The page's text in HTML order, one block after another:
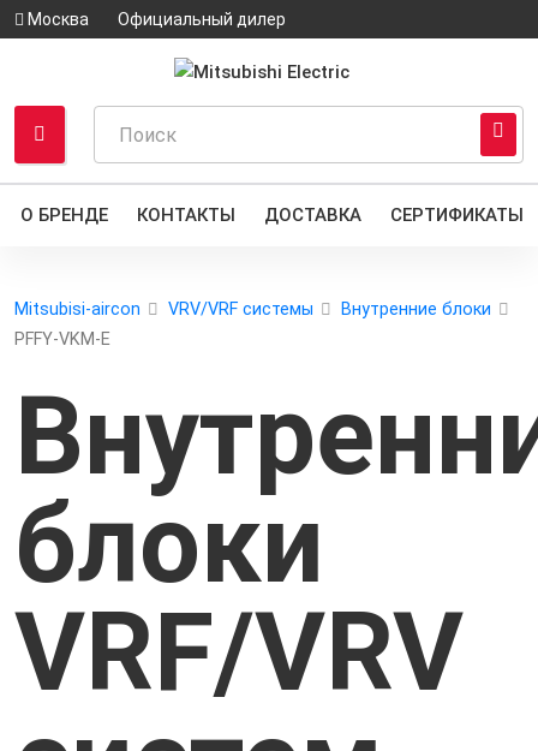
Москва Официальный дилер
О БРЕНДЕ КОНТАКТЫ ДОСТАВКА СЕРТИФИКАТЫ
Mitsubisi-aircon VRV/VRF системы
Внутренние блоки
PFFY-VKM-E
блоки
VRF/VRV